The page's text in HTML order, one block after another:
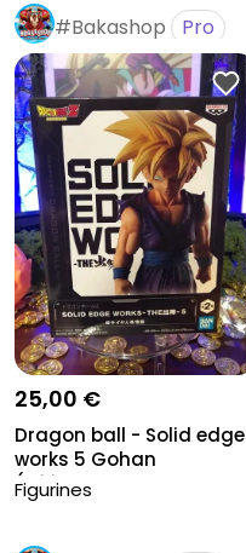
#Bakashop Pro
25,00 €
Dragon ball - Solid edge
works 5 Gohan
(Réédition...
Figurines